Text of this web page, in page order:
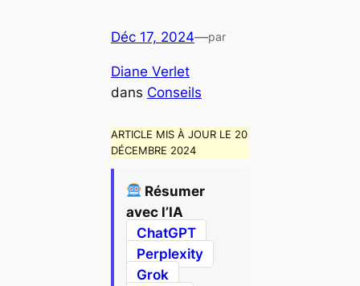
Déc 17, 2024—par
Diane Verlet
dans Conseils
ARTICLE MIS À JOUR LE 20
DÉCEMBRE 2024
Résumer
avec l’IA
ChatGPT
Perplexity
Grok